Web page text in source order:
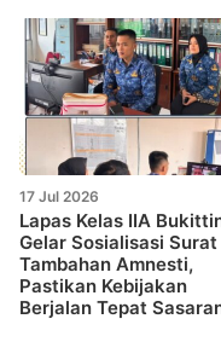
17 Jul 2026
Lapas Kelas IIA
Gelar Sosialisasi Surat
Tambahan Amnesti,
Pastikan Kebijakan
Berjalan Tepat